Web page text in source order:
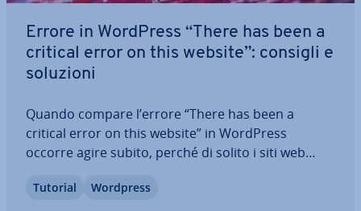
Errore in WordPress “There has been a
critical error on this website”: consigli e
soluzioni
Quando compare l’errore “There has been a
critical error on this website” in WordPress
occorre agire subito, perché di solito i siti web
non viene risolto. Le cause che provocano un
Tutorial Wordpress